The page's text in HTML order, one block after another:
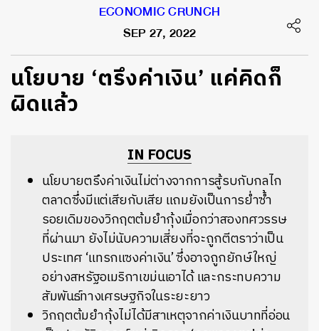
ECONOMIC CRUNCH
SEP 27, 2022
นโยบาย ‘ตรึงค่าเงิน’ แค่คิดก็
ผิดแล้ว
IN FOCUS
นโยบายตรึงค่าเงินไม่ต่างจากการสู้รบกับกลไก
ตลาดซึ่งมีแต่เสียกับเสีย แถมยังเป็นการย่ำซ้ำ
รอยเดิมของวิกฤตต้มยำกุ้งเมื่อกว่าสองทศวรรษ
ที่ผ่านมา ยังไม่นับความเสี่ยงที่จะถูกตีตราว่าเป็น
ประเทศ ‘แทรกแซงค่าเงิน’ ซึ่งอาจถูกยักษ์ใหญ่
อย่างสหรัฐอเมริกาเขม่นเอาได้ และกระทบความ
สัมพันธ์ทางเศรษฐกิจในระยะยาว
วิกฤตต้มยำกุ้งไม่ได้มีสาเหตุจากค่าเงินบาทที่อ่อน